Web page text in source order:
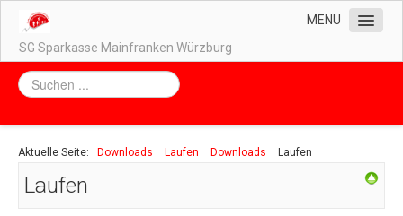
SG Sparkasse Mainfranken Würzburg
MENU
Home
Aktuelle Seite: Downloads Laufen Downloads Laufen
Laufen